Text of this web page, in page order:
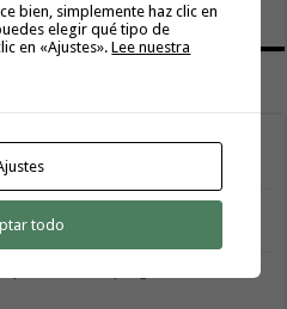
de igualdad entre islas
sostiene el progreso de La
bien, simplemente haz clic en
elegir qué tipo de
en «Ajustes».Lee nuestra
todo